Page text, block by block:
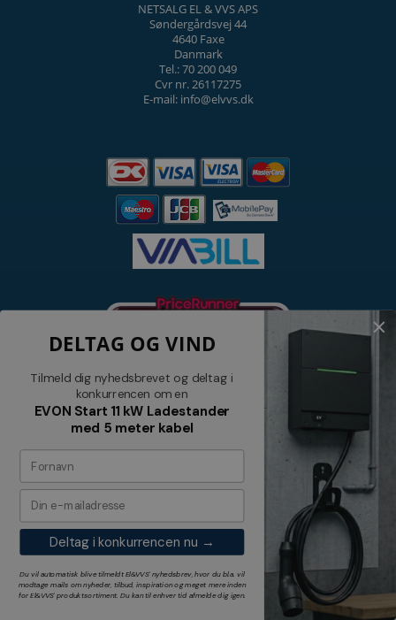
NETSALG EL & VVS APS
Søndergårdsvej 44
4640 Faxe
Danmark
Tel.: 70 200 049
Cvr nr. 26117275
E-mail: info@elvvs.dk
Nyhedsbrev
Tilmeld dig vores nyhedsbrev og
modtag relevante tilbud og nyheder
Tilmeld
DELTAG OG VIND
Tilmeld dig nyhedsbrevet og deltag i
konkurrencen om en
EVON Start 11 kW Ladestander
med 5 meter kabel
Deltag i konkurrencen nu →
Du vil automatisk blive tilmeldt El&VVS' nyhedsbrev, hvor du bl.a. vil
modtage mails om nyheder, tilbud, inspiration og meget mere inden
forEl&VVS'produktsortiment. Du kan til enhver tid afmelde dig igen.